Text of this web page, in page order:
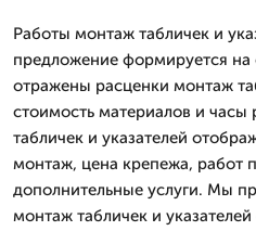
Работы монтаж табличек и
предложение формируется на
отражены расценки монтаж
стоимость материалов и
табличек и указателей
монтаж, цена крепежа, работ
дополнительные услуги. Мы
монтаж табличек и